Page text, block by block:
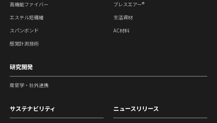
高機能ファイバー
ブレスエアー®
エステル短繊維
生活資材
スパンボンド
AC材料
感覚計測技術
研究開発
産官学・社外連携
サステナビリティ ニュースリリース